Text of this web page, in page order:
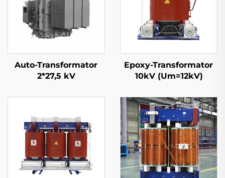
Auto-Transformator
2*27,5 kV
Epoxy-Transformator
10kV (Um=12kV)